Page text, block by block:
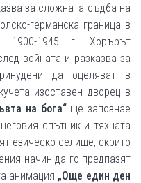
за сложната съдба на
германска граница в
1900-1945 г. Хорърът
войната и разказва за
да оцеляват в
изоставен дворец в
на бога“ще запознае
спътник и тяхната
езическо селище, скрито
начин да го предпазят
анимация „Още един ден